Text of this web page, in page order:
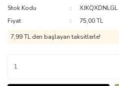
Stok Kodu
XJKQXDNLGL
Fiyat
75,00 TL
7,99 TL den başlayan taksitlerle!